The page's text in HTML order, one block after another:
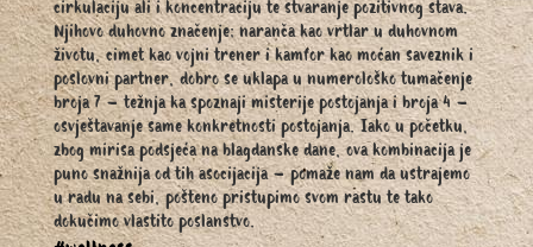
cirkulaciju ali i koncentraciju te stvaranje pozitivnog stava.
Njihovo duhovno značenje; naranča kao vrtlar u duhovnom
životu, cimet kao vojni trener i kamfor kao moćan saveznik i
poslovni partner, dobro se uklapa u numerološko tumačenje
broja 7 – težnja ka spoznaji misterije postojanja i broja 4 –
osvještavanje same konkretnosti postojanja. Iako u početku,
zbog mirisa podsjeća na blagdanske dane, ova kombinacija je
puno snažnija od tih asocijacija – pomaže nam da ustrajemo
u radu na sebi, pošteno pristupimo svom rastu te tako
dokučimo vlastito poslanstvo.